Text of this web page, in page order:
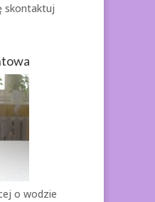
skontaktuj
o wodzie